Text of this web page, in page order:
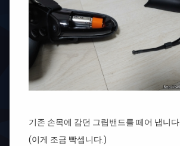
기존 손목에 감던 그립밴드를 떼어 냅니다.
(이게 조금 빡셉니다.)